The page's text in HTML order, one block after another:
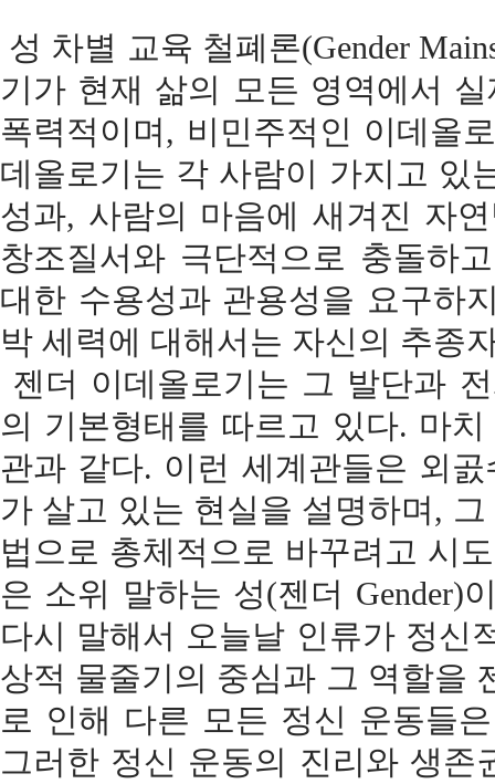
성 차별 교육 철폐론(Gender
기가 현재 삶의 모든 영역에서
폭력적이며, 비민주적인 이데올
데올로기는 각 사람이 가지고 있
성과, 사람의 마음에 새겨진 자
창조질서와 극단적으로 충돌하
대한 수용성과 관용성을 요구하
박 세력에 대해서는 자신의 추종
젠더 이데올로기는 그 발단과
의 기본형태를 따르고 있다. 마
관과 같다. 이런 세계관들은 외
가 살고 있는 현실을 설명하며,
법으로 총체적으로 바꾸려고 시
은 소위 말하는 성(젠더 Gender)
다시 말해서 오늘날 인류가 정신
상적 물줄기의 중심과 그 역할을
로 인해 다른 모든 정신 운동들
그러한 정신 운동의 진리와 생존